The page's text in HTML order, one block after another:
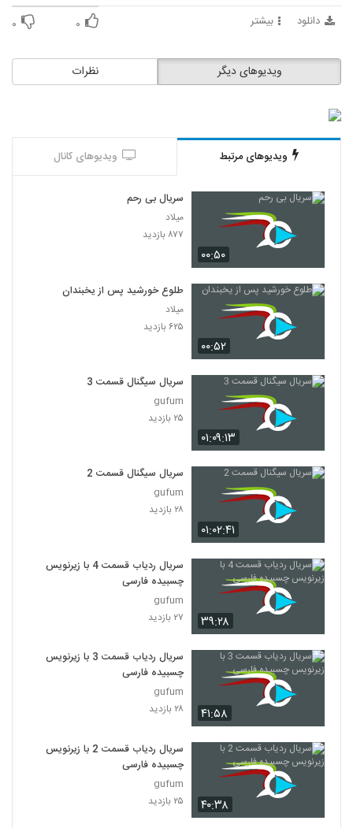
دانلود بیشتر ۰ ۰
نظرات ویدیوهای دیگر
ویدیوهای مرتبط ویدیوهای کانال
۰۰:۵۰
سریال بی رحم
میلاد
۸۷۷ بازدید
۰۰:۵۲
طلوع خورشید پس از یخبندان
میلاد
۶۲۵ بازدید
۰۱:۰۹:۱۳
سریال سیگنال قسمت 3
gufum
۲۵ بازدید
۰۱:۰۲:۴۱
سریال سیگنال قسمت 2
gufum
۲۸ بازدید
۳۹:۲۸
سریال ردیاب قسمت 4 با زیرنویس
چسبیده فارسی
gufum
۲۷ بازدید
۴۱:۵۸
سریال ردیاب قسمت 3 با زیرنویس
چسبیده فارسی
gufum
۲۸ بازدید
۴۰:۳۸
سریال ردیاب قسمت 2 با زیرنویس
چسبیده فارسی
gufum
۲۵ بازدید